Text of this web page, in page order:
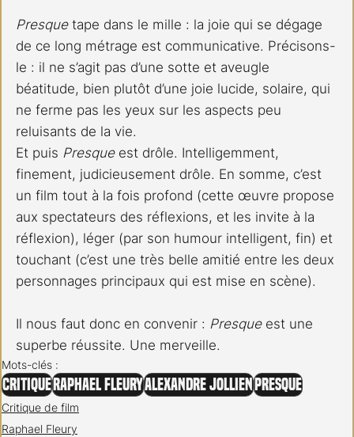
Presque tape dans le mille : la joie qui se dégage
de ce long métrage est communicative. Précisons-
le : il ne s’agit pas d’une sotte et aveugle
béatitude, bien plutôt d’une joie lucide, solaire, qui
ne ferme pas les yeux sur les aspects peu
reluisants de la vie.
Et puis Presque est drôle. Intelligemment,
finement, judicieusement drôle. En somme, c’est
un film tout à la fois profond (cette œuvre propose
aux spectateurs des réflexions, et les invite à la
réflexion), léger (par son humour intelligent, fin) et
touchant (c’est une très belle amitié entre les deux
personnages principaux qui est mise en scène).
Il nous faut donc en convenir : Presque est une
superbe réussite. Une merveille.
Mots-clés :
Critique Raphael FleuryAlexandre Jollien Presque
Critique de film
Raphael Fleury